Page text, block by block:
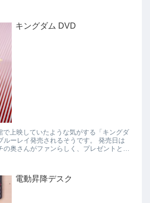
キングダム DVD
で上映していたような気がする「キングダ
レイ発売されるそうです。 発売日は
電動昇降デスク